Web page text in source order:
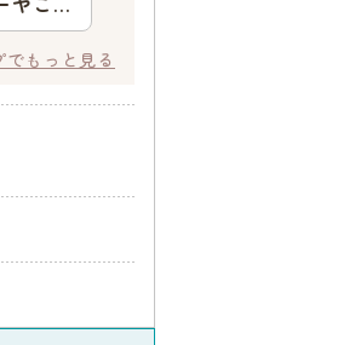
でもっと見る